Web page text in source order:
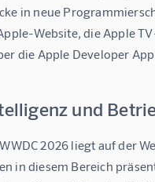
in neue
Website, die Apple
die Apple Developer
und
2026 liegt auf der
in diesem Bereich